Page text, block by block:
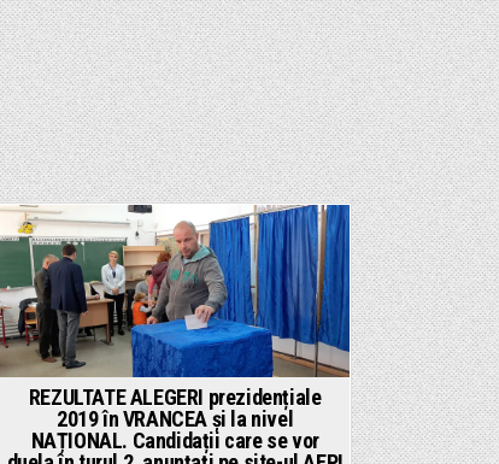
Posted
in
REZULTATE ALEGERI prezidențiale
2019 în VRANCEA și la nivel
NAȚIONAL. Candidații care se vor